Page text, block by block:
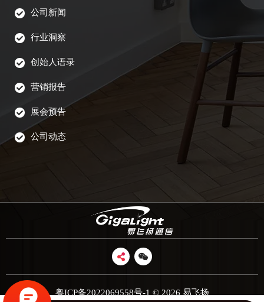
公司新闻
行业洞察
创始人语录
营销报告
展会预告
公司动态
粤ICP备2022069558号-1© 2026 易飞扬